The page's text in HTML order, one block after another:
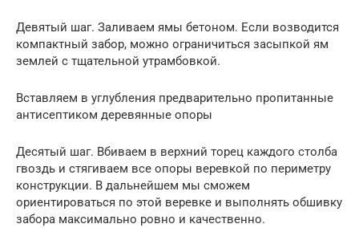
Девятый шаг. Заливаем ямы бетоном. Если возводится
компактный забор, можно ограничиться засыпкой ям
землей с тщательной утрамбовкой.
Вставляем в углубления предварительно пропитанные
антисептиком деревянные опоры
Десятый шаг. Вбиваем в верхний торец каждого столба
гвоздь и стягиваем все опоры веревкой по периметру
конструкции. В дальнейшем мы сможем
ориентироваться по этой веревке и выполнять обшивку
забора максимально ровно и качественно.